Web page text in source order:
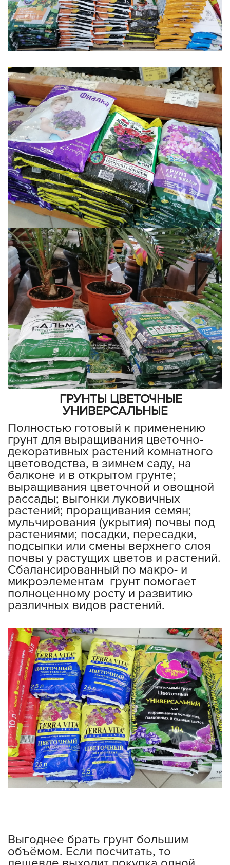
ГРУНТЫ ЦВЕТОЧНЫЕ
УНИВЕРСАЛЬНЫЕ
Полностью готовый к применению
грунт для выращивания цветочно-
декоративных растений комнатного
цветоводства, в зимнем саду, на
балконе и в открытом грунте;
выращивания цветочной и овощной
рассады; выгонки луковичных
растений; проращивания семян;
мульчирования (укрытия) почвы под
растениями; посадки, пересадки,
подсыпки или смены верхнего слоя
почвы у растущих цветов и растений.
Сбалансированный по макро- и
микроэлементам грунт помогает
полноценному росту и развитию
различных видов растений.
Выгоднее брать грунт большим
объёмом. Если посчитать, то